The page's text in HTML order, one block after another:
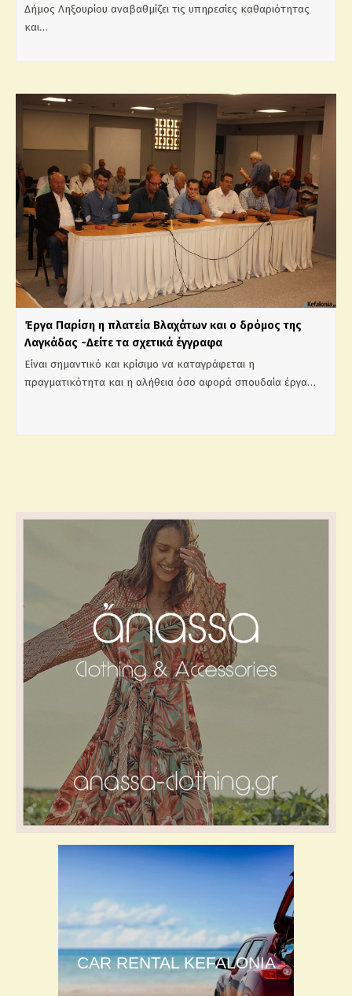
Δήμος Ληξουρίου αναβαθμίζει τις υπηρεσίες καθαριότητας
και…
Έργα Παρίση η πλατεία Βλαχάτων και ο δρόμος της
Λαγκάδας -Δείτε τα σχετικά έγγραφα
Είναι σημαντικό και κρίσιμο να καταγράφεται η
πραγματικότητα και η αλήθεια όσο αφορά σπουδαία έργα…
CAR RENTAL KEFALONIA